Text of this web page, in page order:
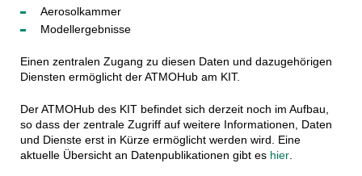
Aerosolkammer
Modellergebnisse
Einen zentralen Zugang zu diesen Daten und dazugehörigen
Diensten ermöglicht der ATMOHub am KIT.
Der ATMOHub des KIT befindet sich derzeit noch im Aufbau,
so dass der zentrale Zugriff auf weitere Informationen, Daten
und Dienste erst in Kürze ermöglicht werden wird. Eine
aktuelle Übersicht an Datenpublikationen gibt es hier.